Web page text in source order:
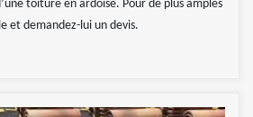
toiture en ardoise. Pour de plus amples
et demandez-lui un devis.